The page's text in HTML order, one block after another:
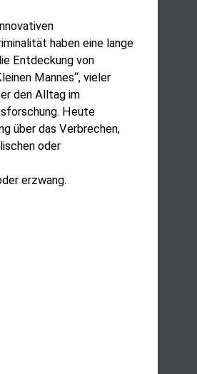
haben eine lange
Entdeckung von
Mannes“, vieler
den Alltag im
Heute
über das Verbrechen,
oder
erzwang.